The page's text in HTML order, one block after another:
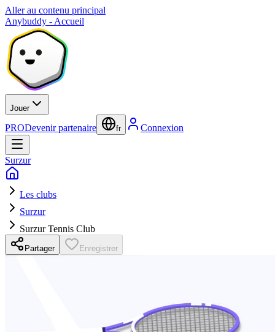
Aller au contenu principal
Anybuddy - Accueil
Jouer
PRODevenir partenaire fr Connexion
Surzur
Les clubs
Surzur
Surzur Tennis Club
Partager Enregistrer